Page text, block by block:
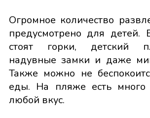
Огромное количество
предусмотрено для детей.
стоят горки, детский
надувные замки и даже
Также можно не
еды. На пляже есть
любой вкус.